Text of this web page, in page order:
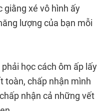
giằng xé vô hình ấy
lượng của bạn mỗi
học cách ôm ấp lấy
toàn, chấp nhận mình
nhận cả những vết